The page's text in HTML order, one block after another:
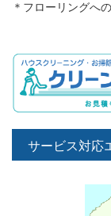
＊フローリングへ
サービス対応